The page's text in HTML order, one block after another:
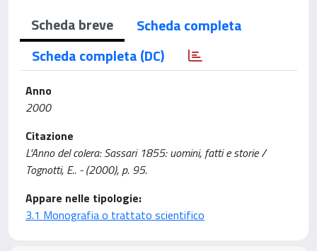
Scheda breve
Scheda completa
Scheda completa (DC)
Anno
2000
Citazione
L'Anno del colera: Sassari 1855: uomini, fatti e storie /
Tognotti, E.. - (2000), p. 95.
Appare nelle tipologie:
3.1 Monografia o trattato scientifico